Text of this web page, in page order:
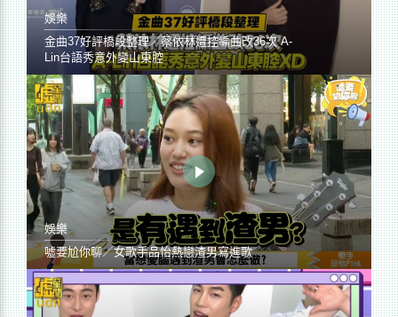
娛樂
金曲37好評橋段整理／蔡依林遭控編曲改36次 A-
Lin台語秀意外變山東腔
娛樂
噓要尬你聊／女歌手品怡熱戀渣男寫進歌